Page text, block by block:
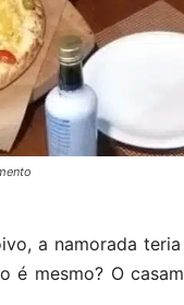
a namorada
é mesmo? O